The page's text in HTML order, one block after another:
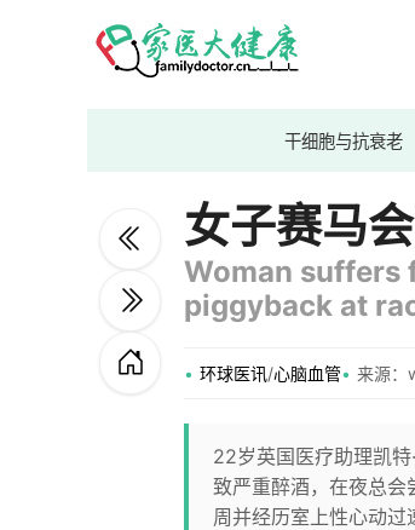
干细胞与抗衰老
女子赛马
Woman suffers
piggyback at
环球医讯/心脑血管 来源：
22岁英国医疗助理凯
致严重醉酒，在夜总会
周并经历室上性心动